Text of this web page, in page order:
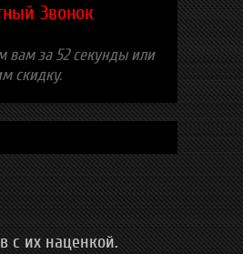
Звонок
вам за 52 секунды или
скидку.
с их наценкой.